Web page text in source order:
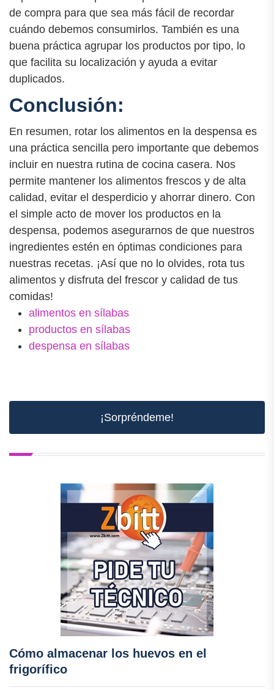
de compra para que sea más fácil de recordar
cuándo debemos consumirlos. También es una
buena práctica agrupar los productos por tipo, lo
que facilita su localización y ayuda a evitar
duplicados.
Conclusión:
En resumen, rotar los alimentos en la despensa es
una práctica sencilla pero importante que debemos
incluir en nuestra rutina de cocina casera. Nos
permite mantener los alimentos frescos y de alta
calidad, evitar el desperdicio y ahorrar dinero. Con
el simple acto de mover los productos en la
despensa, podemos asegurarnos de que nuestros
ingredientes estén en óptimas condiciones para
nuestras recetas. ¡Así que no lo olvides, rota tus
alimentos y disfruta del frescor y calidad de tus
comidas!
alimentos en sílabas
productos en sílabas
despensa en sílabas
¡Sorpréndeme!
Cómo almacenar los huevos en el
frigorífico